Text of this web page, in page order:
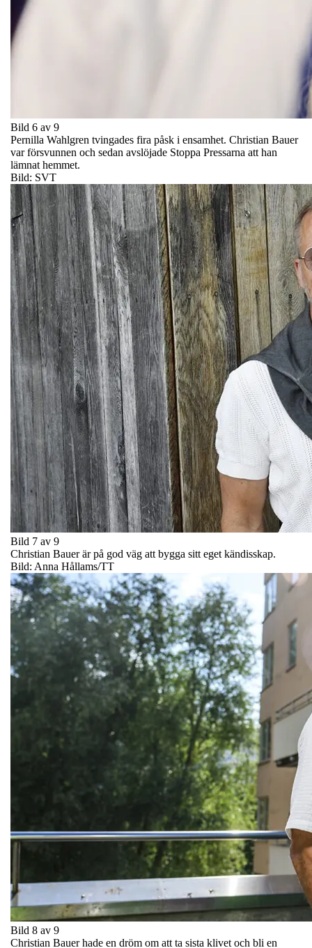
Bild 6 av 9
Pernilla Wahlgren tvingades fira påsk i ensamhet. Christian Bauer
var försvunnen och sedan avslöjade Stoppa Pressarna att han
lämnat hemmet.
Bild: SVT
Bild 7 av 9
Christian Bauer är på god väg att bygga sitt eget kändisskap.
Bild: Anna Hållams/TT
Bild 8 av 9
Christian Bauer hade en dröm om att ta sista klivet och bli en